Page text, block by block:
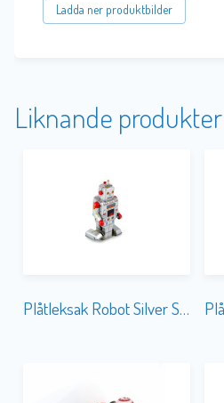
Ladda ner produktbilder
Liknande produkter
Plåtleksak Robot Silver Stor